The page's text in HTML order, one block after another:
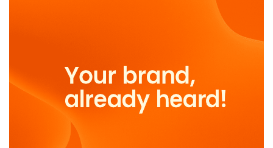
للعلامات التجارية الناطقة بالعربية، ولماذا
تتبنى قيمة فويس شعار "الصوت الذي
يفهم العربية".